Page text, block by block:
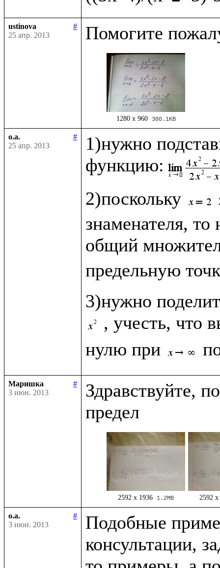
ustinova
#
25 апр. 2013
1280 x 960 380.1KB
o.a.
#
25 апр. 2013
1)нужно
функцию:
2)поскольку
знаменателя,
общий
предельную
3)нужно
, учесть, что
нулю при
Маришка
#
3 июн. 2013
Здравствуйте,
2592 x 1936 1.2MB 2592 x
o.a.
#
3 июн. 2013
Подобные
консультации,